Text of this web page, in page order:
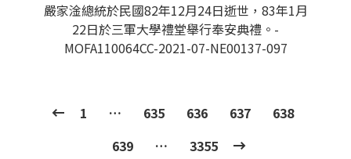
嚴家淦總統於民國82年12月24日逝世，83年1月
22日於三軍大學禮堂舉行奉安典禮。-
MOFA110064CC-2021-07-NE00137-097
1 … 635 636 637
638
639
… 3355